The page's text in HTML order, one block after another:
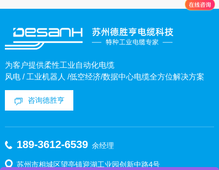
为客户提供柔性工业自动化电缆
风电 / 工业机器人 /低空经济/数据中心电缆全方位解决方案
咨询德胜亨
189-3612-6539 余经理
苏州市相城区望亭镇迎湖工业园创新中路4号